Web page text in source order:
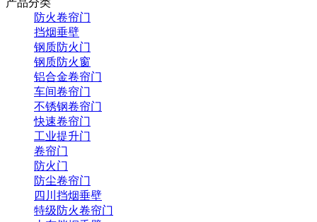
产品分类
防火卷帘门
挡烟垂壁
钢质防火门
钢质防火窗
铝合金卷帘门
车间卷帘门
不锈钢卷帘门
快速卷帘门
工业提升门
卷帘门
防火门
防尘卷帘门
四川挡烟垂壁
特级防火卷帘门